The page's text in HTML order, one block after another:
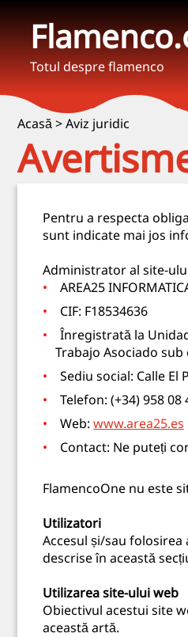
Totul despre flamenco
Acasă>Aviz juridic
Pentru a respecta
sunt indicate mai jos
Administrator al site-
AREA25
CIF: F18534636
Înregistrată la
Trabajo Asociado sub
Sediu social: Calle El
Telefon: (+34) 958 08
Web: www.area25.es
Contact: Ne puteți
FlamencoOne nu este
Utilizatori
Accesul și/sau
descrise în această
Utilizarea site-ului web
Obiectivul acestui site
această artă.